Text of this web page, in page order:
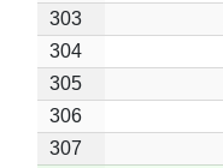
303
304
305
306
307